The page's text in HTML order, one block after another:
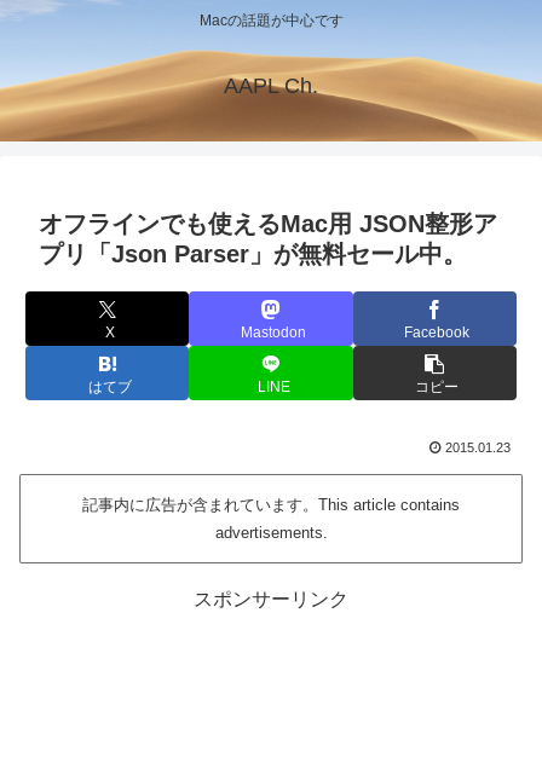
Macの話題が中心です
AAPL Ch.
オフラインでも使えるMac用 JSON整形ア
プリ「Json Parser」が無料セール中。
X Mastodon Facebook
はてブ LINE コピー
2015.01.23
記事内に広告が含まれています。This article contains
advertisements.
スポンサーリンク